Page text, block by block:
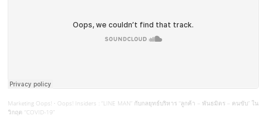
Marketing Oops! · Oops! Insiders : “LINE MAN” กับกลยุทธ์บริหาร “ลูกค้า – พันธมิตร – คนขับ” ใน
วิกฤต “COVID-19”